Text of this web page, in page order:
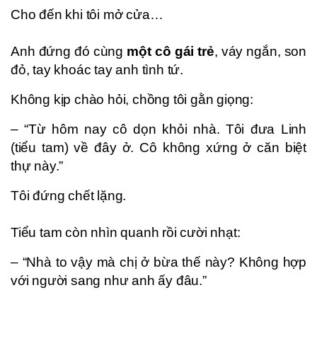
Cho đến khi tôi mở cửa…
Anh đứng đó cùng một cô gái trẻ, váy ngắn, son
đỏ, tay khoác tay anh tình tứ.
Không kịp chào hỏi, chồng tôi gằn giọng:
– “Từ hôm nay cô dọn khỏi nhà. Tôi đưa Linh
(tiểu tam) về đây ở. Cô không xứng ở căn biệt
thự này.”
Tôi đứng chết lặng.
Tiểu tam còn nhìn quanh rồi cười nhạt:
– “Nhà to vậy mà chị ở bừa thế này? Không hợp
với người sang như anh ấy đâu.”